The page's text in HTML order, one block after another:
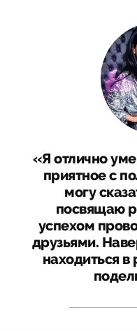
«Я отлично
приятное с
могу
посвящаю
успехом
друзьями.
находиться